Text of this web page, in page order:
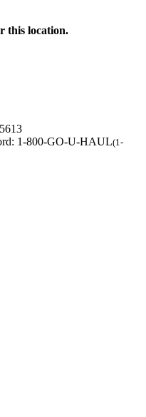
this location.
1-800-GO-U-HAUL(1-